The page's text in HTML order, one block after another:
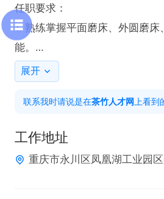
任职要求：
1. 熟练掌握平面磨床、外圆磨床
能。
2. 熟悉磨床加工工艺及流程。
展开
联系我时请说是在茶竹人才网 上看到
工作地址
重庆市永川区凤凰湖工业园